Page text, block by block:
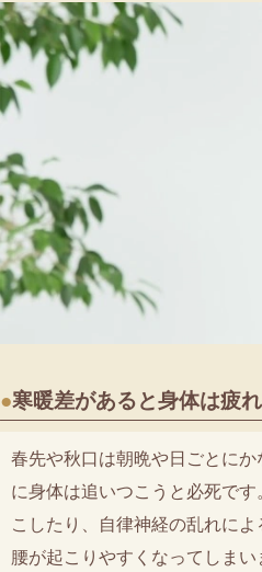
●寒暖差があると身体は疲
春先や秋口は朝晩や日ごとに
に身体は追いつこうと必死で
こしたり、自律神経の乱れに
腰が起こりやすくなってしま